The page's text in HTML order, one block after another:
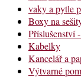
vaky a pytle
Boxy na
Příslušenství
Kabelky
Kancelář a
Výtvarné